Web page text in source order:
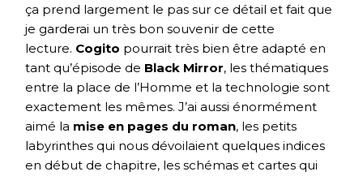
ça prend largement le pas sur ce détail et fait que
je garderai un très bon souvenir de cette
lecture. Cogito pourrait très bien être adapté en
tant qu’épisode de Black Mirror, les thématiques
entre la place de l’Homme et la technologie sont
exactement les mêmes. J’ai aussi énormément
aimé la mise en pages du roman, les petits
labyrinthes qui nous dévoilaient quelques indices
en début de chapitre, les schémas et cartes qui